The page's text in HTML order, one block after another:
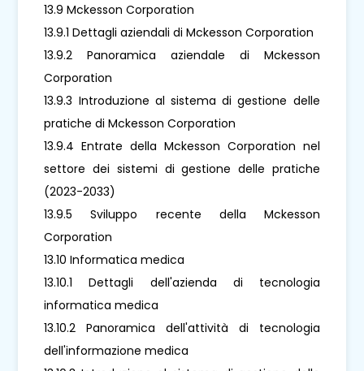
13.9 Mckesson Corporation
13.9.1 Dettagli aziendali di Mckesson Corporation
13.9.2 Panoramica aziendale di Mckesson
Corporation
13.9.3 Introduzione al sistema di gestione delle
pratiche di Mckesson Corporation
13.9.4 Entrate della Mckesson Corporation nel
settore dei sistemi di gestione delle pratiche
(2023-2033)
13.9.5 Sviluppo recente della Mckesson
Corporation
13.10 Informatica medica
13.10.1 Dettagli dell'azienda di tecnologia
informatica medica
13.10.2 Panoramica dell'attività di tecnologia
dell'informazione medica